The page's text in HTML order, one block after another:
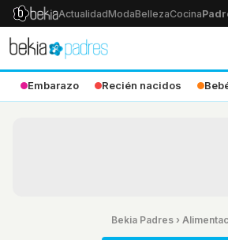
ActualidadModaBellezaCocina
Embarazo Recién nacidos
Bekia Padres›